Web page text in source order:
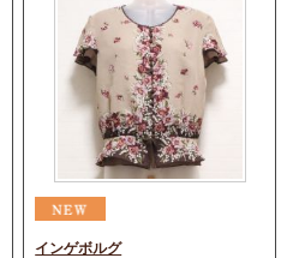
インゲボルグ